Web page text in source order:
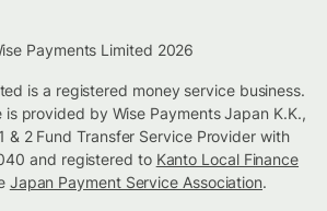
Payments Limited 2026
is a registered money service business.
is provided by Wise Payments Japan K.K.,
& 2 Fund Transfer Service Provider with
and registered to Kanto Local Finance
Japan Payment Service Association.